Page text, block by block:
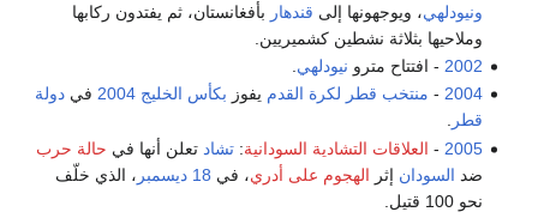
ونيودلهي، ويوجهونها إلى قندهار بأفغانستان، ثم يفتدون ركابها
وملاحيها بثلاثة نشطين كشميريين.
2002 - افتتاح مترو نيودلهي
2004
- منتخب قطر لكرة القدم يفوز بكأس الخليج 2004 فيدولة
قطر .
2005
- العلاقات التشادية السودانية:تشاد تعلن أنها في حالة حرب
ضد السودان إثر الهجوم على أدري، في 18 ديسمبر
، الذي خلّف
نحو 100 قتيل.